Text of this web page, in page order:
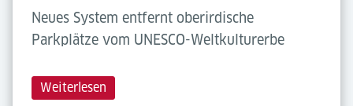
Neues System entfernt oberirdische
Parkplätze vom UNESCO-Weltkulturerbe
Weiterlesen